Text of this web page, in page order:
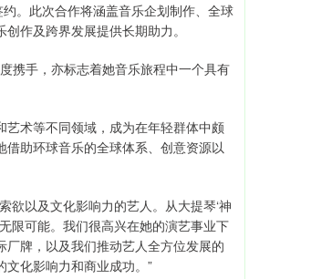
。此次合作将涵盖音乐企划制作、全球
作及跨界发展提供长期助力。
携手，亦标志着她音乐旅程中一个具有
术等不同领域，成为在年轻群体中颇
助环球音乐的全球体系、创意资源以
欲以及文化影响力的艺人。从大提琴‘神
限可能。我们很高兴在她的演艺事业下
牌，以及我们推动艺人全方位发展的
化影响力和商业成功。”